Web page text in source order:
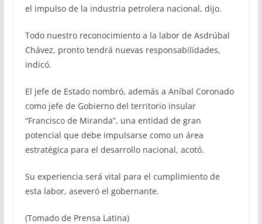
el impulso de la industria petrolera nacional, dijo.
Todo nuestro reconocimiento a la labor de Asdrúbal
Chávez, pronto tendrá nuevas responsabilidades,
indicó.
El jefe de Estado nombró, además a Aníbal Coronado
como jefe de Gobierno del territorio insular
“Francisco de Miranda”, una entidad de gran
potencial que debe impulsarse como un área
estratégica para el desarrollo nacional, acotó.
Su experiencia será vital para el cumplimiento de
esta labor, aseveró el gobernante.
(Tomado de Prensa Latina)